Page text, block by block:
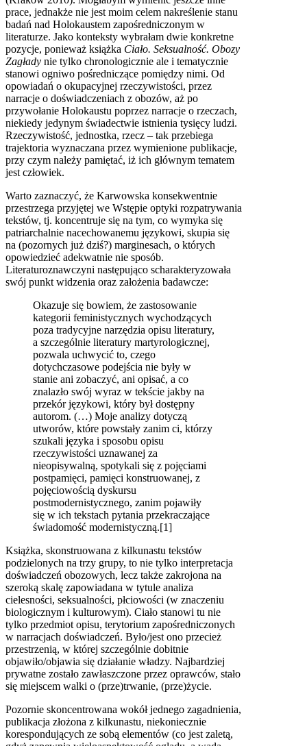
prace, jednakże nie jest moim celem nakreślenie stanu
badań nad Holokaustem zapośredniczonym w
literaturze. Jako konteksty wybrałam dwie konkretne
pozycje, ponieważ książka Ciało. Seksualność. Obozy
Zagłady nie tylko chronologicznie ale i tematycznie
stanowi ogniwo pośredniczące pomiędzy nimi. Od
opowiadań o okupacyjnej rzeczywistości, przez
narracje o doświadczeniach z obozów, aż po
przywołanie Holokaustu poprzez narracje o rzeczach,
niekiedy jedynym świadectwie istnienia tysięcy ludzi.
Rzeczywistość, jednostka, rzecz – tak przebiega
trajektoria wyznaczana przez wymienione publikacje,
przy czym należy pamiętać, iż ich głównym tematem
jest człowiek.
Warto zaznaczyć, że Karwowska konsekwentnie
przestrzega przyjętej we Wstępie optyki rozpatrywania
tekstów, tj. koncentruje się na tym, co wymyka się
patriarchalnie nacechowanemu językowi, skupia się
na (pozornych już dziś?) marginesach, o których
opowiedzieć adekwatnie nie sposób.
Literaturoznawczyni następująco scharakteryzowała
swój punkt widzenia oraz założenia badawcze:
Okazuje się bowiem, że zastosowanie
kategorii feministycznych wychodzących
poza tradycyjne narzędzia opisu literatury,
a szczególnie literatury martyrologicznej,
pozwala uchwycić to, czego
dotychczasowe podejścia nie były w
stanie ani zobaczyć, ani opisać, a co
znalazło swój wyraz w tekście jakby na
przekór językowi, który był dostępny
autorom. (…) Moje analizy dotyczą
utworów, które powstały zanim ci, którzy
szukali języka i sposobu opisu
rzeczywistości uznawanej za
nieopisywalną, spotykali się z pojęciami
postpamięci, pamięci konstruowanej, z
pojęciowością dyskursu
postmodernistycznego, zanim pojawiły
się w ich tekstach pytania przekraczające
świadomość modernistyczną.[1]
Książka, skonstruowana z kilkunastu tekstów
podzielonych na trzy grupy, to nie tylko interpretacja
doświadczeń obozowych, lecz także zakrojona na
szeroką skalę zapowiadana w tytule analiza
cielesności, seksualności, płciowości (w znaczeniu
biologicznym i kulturowym). Ciało stanowi tu nie
tylko przedmiot opisu, terytorium zapośredniczonych
w narracjach doświadczeń. Było/jest ono przecież
przestrzenią, w której szczególnie dobitnie
objawiło/objawia się działanie władzy. Najbardziej
prywatne zostało zawłaszczone przez oprawców, stało
się miejscem walki o (prze)trwanie, (prze)życie.
Pozornie skoncentrowana wokół jednego zagadnienia,
publikacja złożona z kilkunastu, niekoniecznie
korespondujących ze sobą elementów (co jest zaletą,